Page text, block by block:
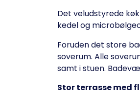
Det veludstyrede
kedel og
Foruden det store
soverum. Alle
samt i stuen.
Stor terrasse med